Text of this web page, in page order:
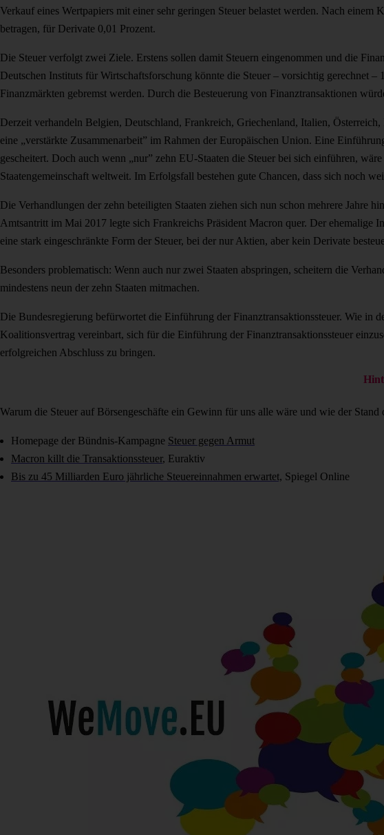
Verkauf eines Wertpapiers mit einer sehr geringen Steuer belastet werden. Nach
betragen, für Derivate 0,01 Prozent.
Die Steuer verfolgt zwei Ziele. Erstens sollen damit Steuern eingenommen und die
Deutschen Instituts für Wirtschaftsforschung könnte die Steuer – vorsichtig gerechnet
Finanzmärkten gebremst werden. Durch die Besteuerung von Finanztransaktionen
Derzeit verhandeln Belgien, Deutschland, Frankreich, Griechenland, Italien,
eine „verstärkte Zusammenarbeit” im Rahmen der Europäischen Union. Eine
gescheitert. Doch auch wenn „nur” zehn EU-Staaten die Steuer bei sich einführen,
Staatengemeinschaft weltweit. Im Erfolgsfall bestehen gute Chancen, dass sich noch
Die Verhandlungen der zehn beteiligten Staaten ziehen sich nun schon mehrere Jahre
Amtsantritt im Mai 2017 legte sich Frankreichs Präsident Macron quer. Der
eine stark eingeschränkte Form der Steuer, bei der nur Aktien, aber kein Derivate
Besonders problematisch: Wenn auch nur zwei Staaten abspringen, scheitern die
mindestens neun der zehn Staaten mitmachen.
Die Bundesregierung befürwortet die Einführung der Finanztransaktionssteuer. Wie
Koalitionsvertrag vereinbart, sich für die Einführung der Finanztransaktionssteuer
erfolgreichen Abschluss zu bringen.
Warum die Steuer auf Börsengeschäfte ein Gewinn für uns alle wäre und wie der
Homepage der Bündnis-Kampagne Steuer gegen Armut
Macron killt die Transaktionssteuer, Euraktiv
Bis zu 45 Milliarden Euro jährliche Steuereinnahmen erwartet, Spiegel Online